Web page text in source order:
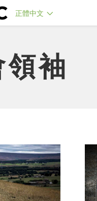
正體中文
領袖